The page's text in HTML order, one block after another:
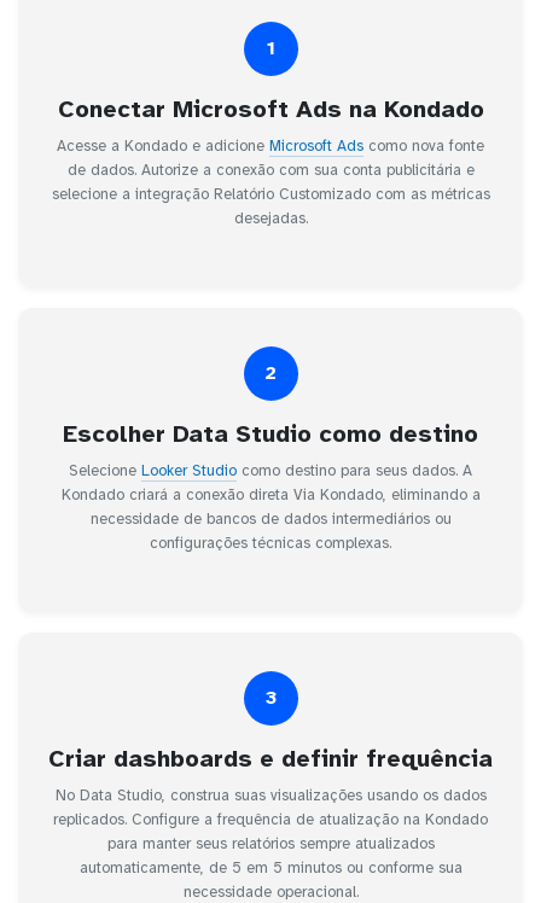
1
Conectar Microsoft Ads na Kondado
Acesse a Kondado e adicione Microsoft Ads como nova fonte
de dados. Autorize a conexão com sua conta publicitária e
selecione a integração Relatório Customizado com as métricas
desejadas.
2
Escolher Data Studio como destino
Selecione Looker Studio como destino para seus dados. A
Kondado criará a conexão direta Via Kondado, eliminando a
necessidade de bancos de dados intermediários ou
configurações técnicas complexas.
3
Criar dashboards e definir frequência
No Data Studio, construa suas visualizações usando os dados
replicados. Configure a frequência de atualização na Kondado
para manter seus relatórios sempre atualizados
automaticamente, de 5 em 5 minutos ou conforme sua
necessidade operacional.